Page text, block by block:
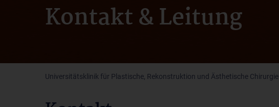
Kontakt & Leitung
Universitätsklinik für Plastische, Rekonstruktion und Ästhetische Chirurgie